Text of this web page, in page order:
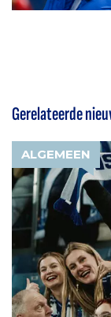
Gerelateerde
ALGEMEEN